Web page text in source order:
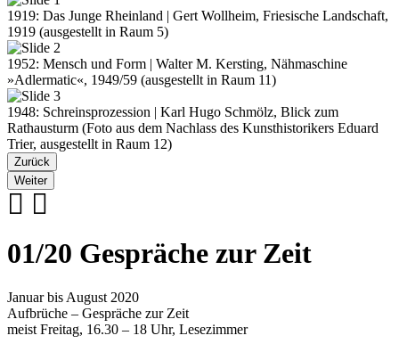
1919: Das Junge Rheinland | Gert Wollheim, Friesische Landschaft,
1919 (ausgestellt in Raum 5)
1952: Mensch und Form | Walter M. Kersting, Nähmaschine
»Adlermatic«, 1949/59 (ausgestellt in Raum 11)
1948: Schreinsprozession | Karl Hugo Schmölz, Blick zum
Rathausturm (Foto aus dem Nachlass des Kunsthistorikers Eduard
Trier, ausgestellt in Raum 12)
Zurück
Weiter
01/20 Gespräche zur Zeit
Januar bis August 2020
Aufbrüche – Gespräche zur Zeit
meist Freitag, 16.30 – 18 Uhr, Lesezimmer